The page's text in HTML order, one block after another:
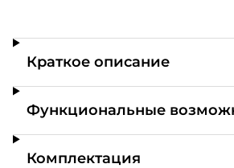
Краткое описание
Функциональные
Комплектация